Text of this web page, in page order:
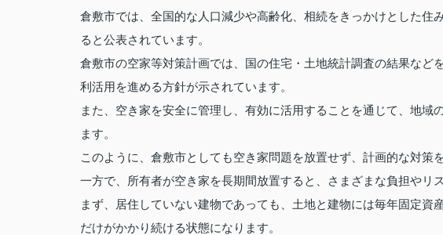
倉敷市では、全国的な人口減少や高齢化、相続をきっかけとした住
ると公表されています。
倉敷市の空家等対策計画では、国の住宅・土地統計調査の結果など
利活用を進める方針が示されています。
また、空き家を安全に管理し、有効に活用することを通じて、地
ます。
このように、倉敷市としても空き家問題を放置せず、計画的な対策
一方で、所有者が空き家を長期間放置すると、さまざまな負担やリ
まず、居住していない建物であっても、土地と建物には毎年固定
だけがかかり続ける状態になります。